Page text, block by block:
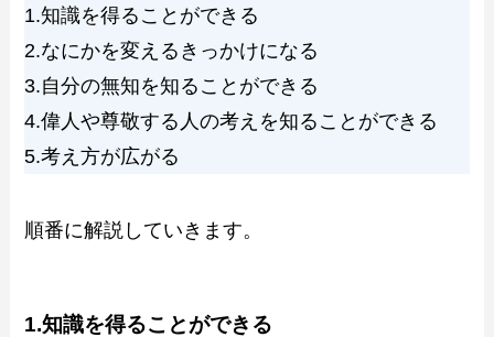
1.知識を得ることができる
2.なにかを変えるきっかけになる
3.自分の無知を知ることができる
4.偉人や尊敬する人の考えを知ることができる
5.考え方が広がる
順番に解説していきます。
1.知識を得ることができる